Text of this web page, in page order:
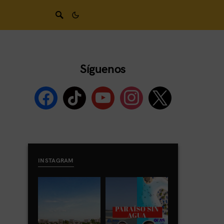
Síguenos
INSTAGRAM